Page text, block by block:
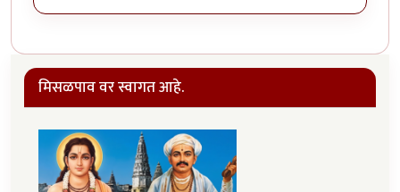
मिसळपाव वर स्वागत आहे.